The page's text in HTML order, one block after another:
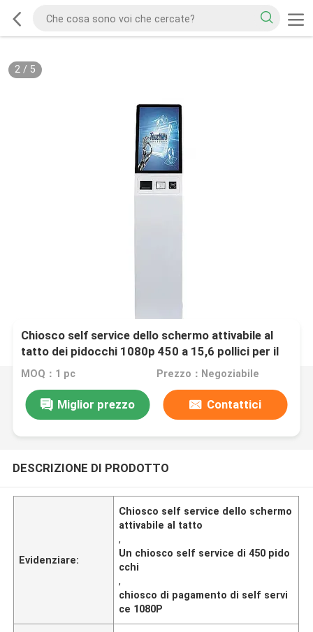
2/ 5
Chiosco self service dello schermo attivabile al
tatto dei pidocchi 1080p 450 a 15,6 pollici per il
pagamento
MOQ：1 pc Prezzo：Negoziabile
Miglior prezzo Contattici
DESCRIZIONE DI PRODOTTO
Evidenziare:
Chiosco self service dello schermo
attivabile al tatto
,
Un chiosco self service di 450 pido
cchi
,
chiosco di pagamento di self servi
ce 1080P